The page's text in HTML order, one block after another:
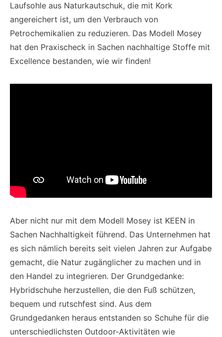
Laufsohle aus Naturkautschuk, die mit Kork
angereichert ist, um den Verbrauch von
Petrochemikalien zu reduzieren. Das Modell Mosey
hat den Praxischeck in Sachen nachhaltige Stoffe mit
Excellence bestanden, wie wir finden!
Aber nicht nur mit dem Modell Mosey ist KEEN in
Sachen Nachhaltigkeit führend. Das Unternehmen hat
es sich nämlich bereits seit vielen Jahren zur Aufgabe
gemacht, die Natur zugänglicher zu machen und in
den Handel zu integrieren. Der Grundgedanke:
Hybridschuhe herzustellen, die den Fuß schützen,
bequem und rutschfest sind. Aus dem
Grundgedanken heraus entstanden so Schuhe für die
unterschiedlichsten Outdoor-Aktivitäten wie